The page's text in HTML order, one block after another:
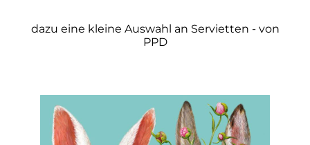
dazu eine kleine Auswahl an Servietten - von
PPD